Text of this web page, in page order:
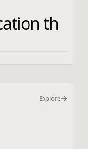
th
Explore